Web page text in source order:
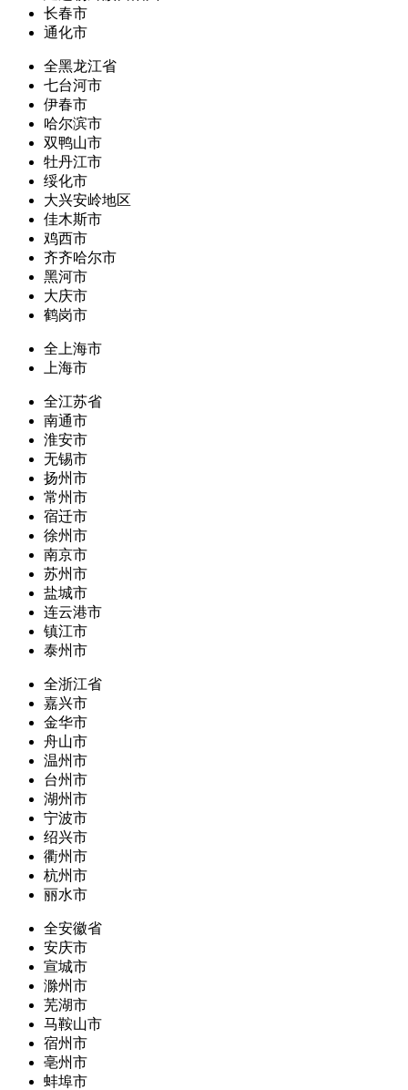
长春市
通化市
全黑龙江省
七台河市
伊春市
哈尔滨市
双鸭山市
牡丹江市
绥化市
大兴安岭地区
佳木斯市
鸡西市
齐齐哈尔市
黑河市
大庆市
鹤岗市
全上海市
上海市
全江苏省
南通市
淮安市
无锡市
扬州市
常州市
宿迁市
徐州市
南京市
苏州市
盐城市
连云港市
镇江市
泰州市
全浙江省
嘉兴市
金华市
舟山市
温州市
台州市
湖州市
宁波市
绍兴市
衢州市
杭州市
丽水市
全安徽省
安庆市
宣城市
滁州市
芜湖市
马鞍山市
宿州市
亳州市
蚌埠市